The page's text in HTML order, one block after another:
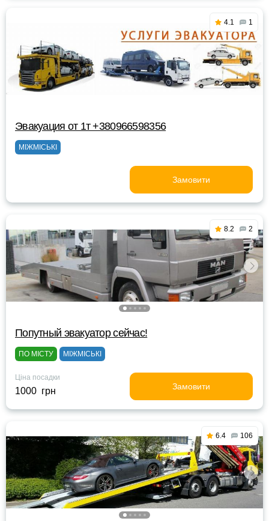
4.1 1
Эвакуация от 1т +380966598356
МІЖМІСЬКІ
Замовити
8.2 2
Попутный эвакуатор сейчас!
ПО МІСТУ МІЖМІСЬКІ
Ціна посадки
1000 грн Замовити
6.4 106